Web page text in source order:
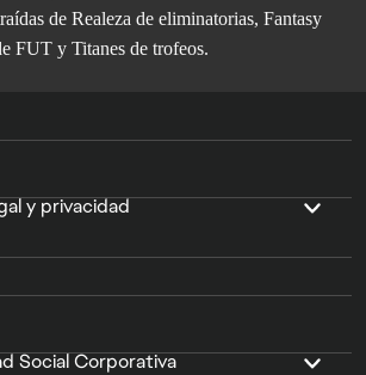
de Realeza de eliminatorias, Fantasy
FUT y Titanes de trofeos.
y privacidad
Social Corporativa